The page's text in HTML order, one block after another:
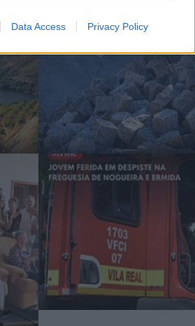
Data Access Privacy Policy